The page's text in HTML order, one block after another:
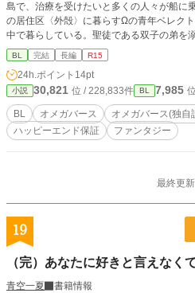
島で、治療を受けたいと多くの人々が船
の居住区〈外殻〉に暮らすΩの青年ベレク
中で暮らしている。聖徒である双子の弟を
してΩだと判明した直後に無理やり番に成
クトは薬剤師としてとある診療所で働い
情期によって体調を崩しかけた時、聖徒の
注意：独自設定のオメガバースです。
それより前の話ですが、単体で読めるお話
BL 完結 長編 R15
24h.ポイント 14pt
小説 30,821 位 / 228,833件 BL 7,985
BL オメガバース オメガバース(独自
ハッピーエンド保証
ファンタジー
最終更
19
（完）あなたに好きと言えなく
青空一夏
書籍情報